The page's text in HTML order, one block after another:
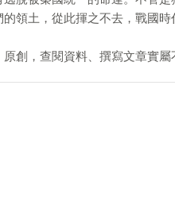
領土，從此揮之不去，戰國時
創，查閱資料、撰寫文章實屬